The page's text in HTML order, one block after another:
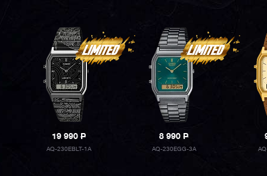
19 990P
AQ-230EBLT-1A
8 990P
AQ-230EGG-3A